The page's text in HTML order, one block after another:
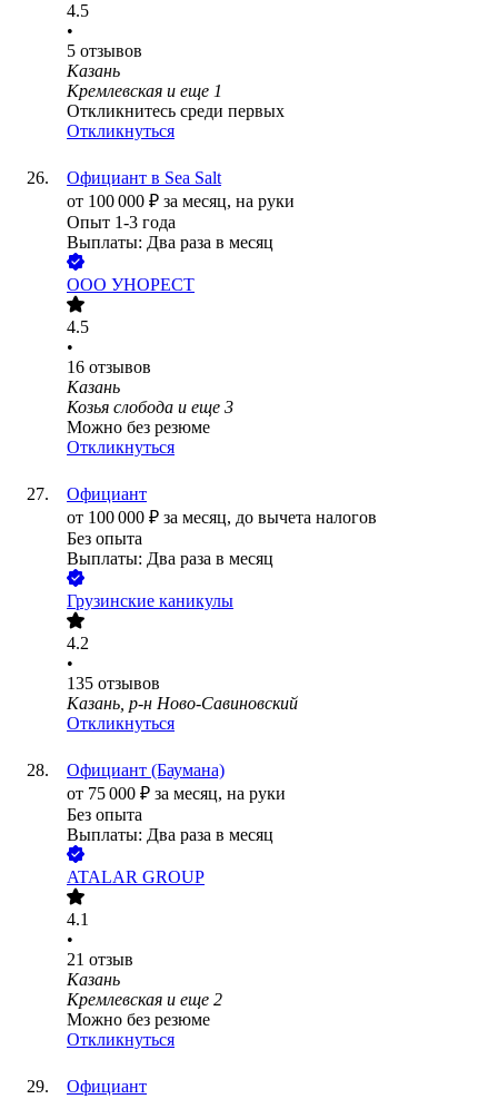
4.5
•
5 отзывов
Казань
Кремлевская и еще 1
Откликнитесь среди первых
Откликнуться
Официант в Sea Salt
от 100 000 ₽ за месяц, на руки
Опыт 1-3 года
Выплаты: Два раза в месяц
ООО УНОРЕСТ
4.5
•
16 отзывов
Казань
Козья слобода и еще 3
Можно без резюме
Откликнуться
Официант
от 100 000 ₽ за месяц, до вычета налогов
Без опыта
Выплаты: Два раза в месяц
Грузинские каникулы
4.2
•
135 отзывов
Казань, р-н Ново-Савиновский
Откликнуться
Официант (Баумана)
от 75 000 ₽ за месяц, на руки
Без опыта
Выплаты: Два раза в месяц
ATALAR GROUP
4.1
•
21 отзыв
Казань
Кремлевская и еще 2
Можно без резюме
Откликнуться
Официант